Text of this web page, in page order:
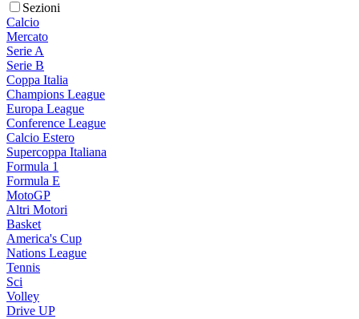
Sezioni
Calcio
Mercato
Serie A
Serie B
Coppa Italia
Champions League
Europa League
Conference League
Calcio Estero
Supercoppa Italiana
Formula 1
Formula E
MotoGP
Altri Motori
Basket
America's Cup
Nations League
Tennis
Sci
Volley
Drive UP